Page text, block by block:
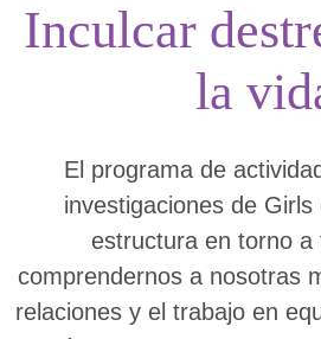
Inculcar
la
El programa de
investigaciones de
estructura en torno a
comprendernos a nosotras
relaciones y el trabajo en